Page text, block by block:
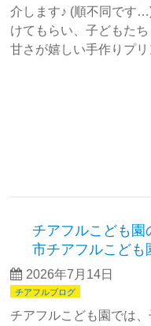
介します♪ (順不同です
けてもらい、子どもた
甘さが嬉しい手作りプ
チアフルこども
市チアフルこども
2026年7月14日
チアフルブログ
チアフルこども園では